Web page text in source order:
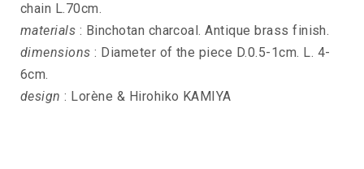
chain L.70cm.
materials : Binchotan charcoal. Antique brass finish.
dimensions : Diameter of the piece D.0.5-1cm. L. 4-
6cm.
design : Lorène & Hirohiko KAMIYA